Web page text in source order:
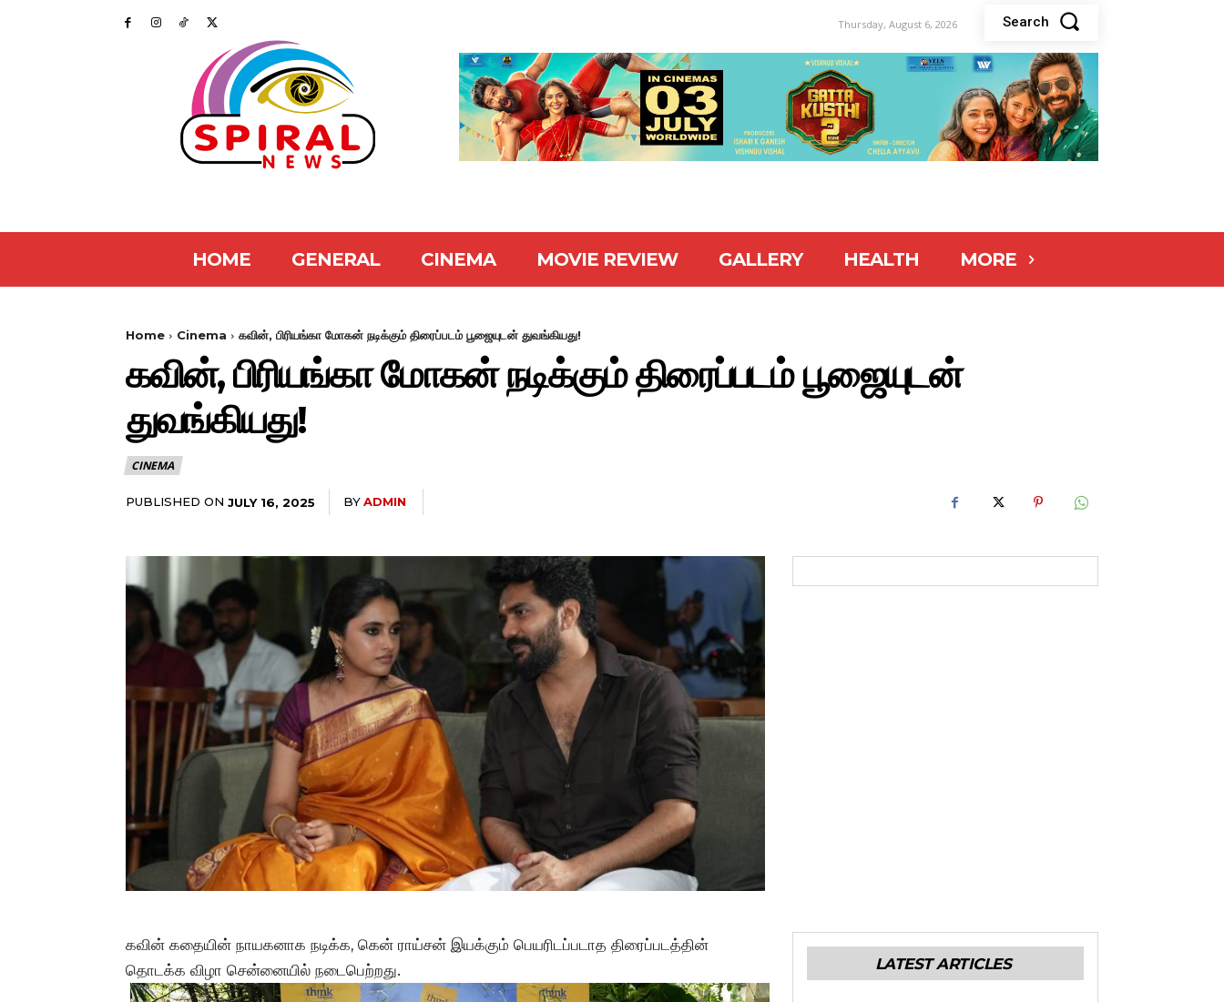
Thursday, August 6, 2026 Search
HOME GENERAL CINEMA MOVIE REVIEW GALLERY HEALTH MORE
Home Cinema கவின், பிரியங்கா மோகன் நடிக்கும் திரைப்படம் பூஜையுடன் துவங்கியது!
கவின், பிரியங்கா மோகன் நடிக்கும் திரைப்படம் பூஜையுடன்
துவங்கியது!
CINEMA
PUBLISHED ON JULY 16, 2025 BYADMIN
கவின் கதையின் நாயகனாக நடிக்க, கென் ராய்சன் இயக்கும் பெயரிடப்படாத திரைப்படத்தின்
தொடக்க விழா சென்னையில் நடைபெற்றது.
LATEST ARTICLES